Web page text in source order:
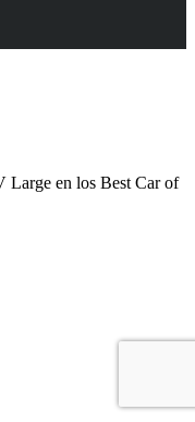
Large en los Best Car of